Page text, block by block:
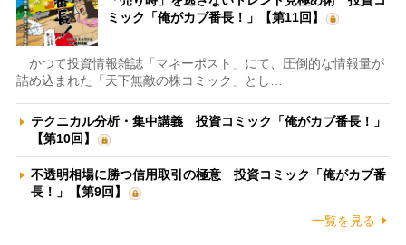
ミック「俺がカブ番長！」【第11回】
かつて投資情報雑誌「マネーポスト」にて、圧倒的な情報量が
詰め込まれた「天下無敵の株コミック」とし…
テクニカル分析・集中講義 投資コミック「俺がカブ番長！」
【第10回】
不透明相場に勝つ信用取引の極意 投資コミック「俺がカブ番
長！」【第9回】
一覧を見る